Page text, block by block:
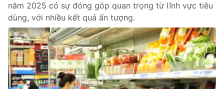
năm 2025 có sự đóng góp quan trọng từ lĩnh vực tiêu
dùng, với nhiều kết quả ấn tượng.